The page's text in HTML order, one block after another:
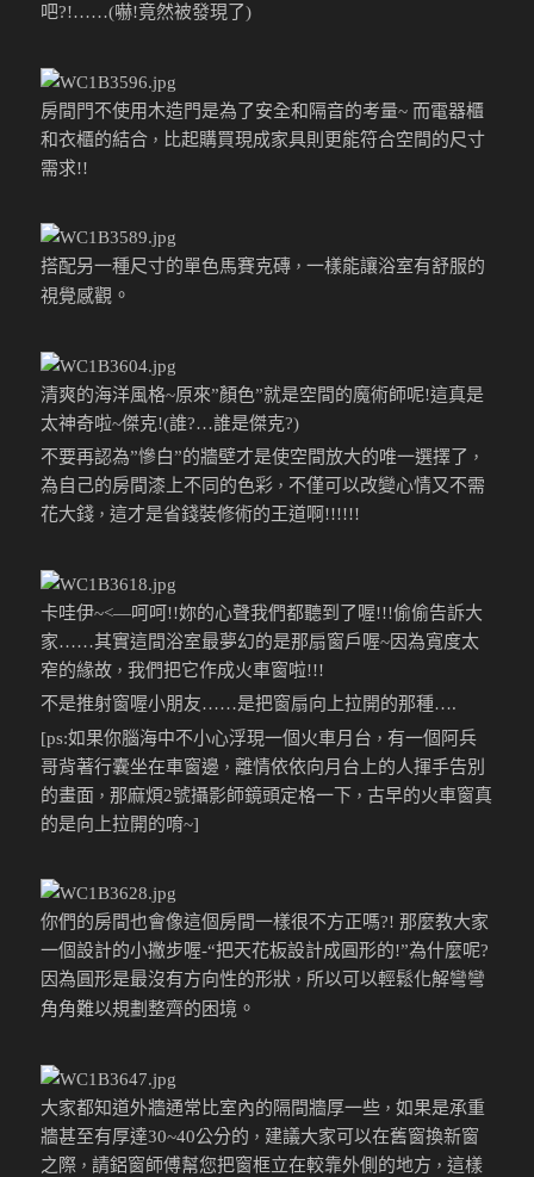
吧?!……(嚇!竟然被發現了)
房間門不使用木造門是為了安全和隔音的考量~ 而電器櫃
和衣櫃的結合 ， 比起購買現成家具則更能符合空間的尺寸
需求!!
搭配另一種尺寸的單色馬賽克磚 ，一樣能讓浴室有舒服的
視覺感觀 。
清爽的海洋風格~原來”顏色”就是空間的魔術師呢!這真是
太神奇啦~傑克!(誰?…誰是傑克?)
不要再認為”慘白”的牆壁才是使空間放大的唯一選擇了 ，
為自己的房間漆上不同的色彩 ， 不僅可以改變心情又不需
花大錢 ，這才是省錢裝修術的王道啊!!!!!!
卡哇伊~<—呵呵!!妳的心聲我們都聽到了喔!!!偷偷告訴大
家……其實這間浴室最夢幻的是那扇窗戶喔~因為寬度太
窄的緣故 ，我們把它作成火車窗啦!!!
不是推射窗喔小朋友……是把窗扇向上拉開的那種….
[ps:如果你腦海中不小心浮現一個火車月台 ， 有一個阿兵
哥背著行囊坐在車窗邊 ，離情依依向月台上的人揮手告別
的畫面 ， 那麻煩2號攝影師鏡頭定格一下 ，古早的火車窗真
的是向上拉開的唷~]
你們的房間也會像這個房間一樣很不方正嗎?! 那麼教大家
一個設計的小撇步喔-“把天花板設計成圓形的!”為什麼呢?
因為圓形是最沒有方向性的形狀 ， 所以可以輕鬆化解彎彎
角角難以規劃整齊的困境 。
大家都知道外牆通常比室內的隔間牆厚一些 ，如果是承重
牆甚至有厚達30~40公分的 ， 建議大家可以在舊窗換新窗
之際 ，請鋁窗師傅幫您把窗框立在較靠外側的地方 ，這樣